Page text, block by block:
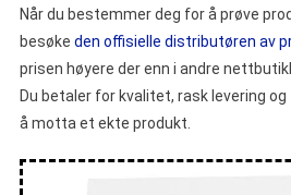
Når du bestemmer deg for å prøve
besøke den offisielle distributøren av
prisen høyere der enn i andre
Du betaler for kvalitet, rask levering
å motta et ekte produkt.